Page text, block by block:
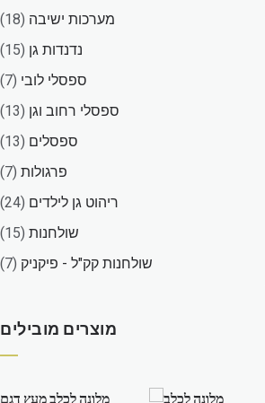
products
מערכות ישיבה 18
18
products
נדנדות גן 15
15
products
ספסלי לובי 7
7
products
ספסלי רחוב וגן 13
13
products
ספסלים 13
13
products
פרגולות 7
7
products
ריהוט גן לילדים 24
24
products
שולחנות 15
15
products
שולחנות קק"ל - פיקניק 7
7
מוצרים מובילים
מלונה לכלב מעץ דגם